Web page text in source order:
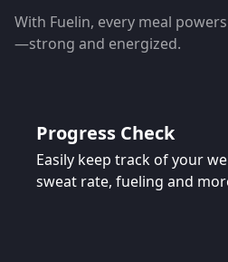
With Fuelin, every meal
—strong and energized.
Progress Check
Easily keep track of your
sweat rate, fueling and